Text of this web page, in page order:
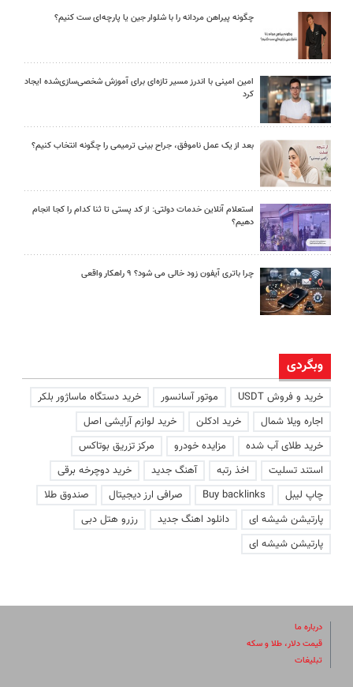
چگونه پیراهن مردانه را با شلوار جین یا پارچه‌ای ست کنیم؟
امین امینی با اندرز مسیر تازه‌ای برای آموزش شخصی‌سازی‌شده ایجاد
کرد
بعد از یک عمل ناموفق، جراح بینی ترمیمی را چگونه انتخاب کنیم؟
استعلام آنلاین خدمات دولتی: از کد پستی تا ثنا کدام را کجا انجام
دهیم؟
چرا باتری آیفون زود خالی می شود؟ ۹ راهکار واقعی
وبگردی
خرید و فروش USDT موتور آسانسور
خرید دستگاه ماساژور بلکر
اجاره ویلا شمال
خرید ادکلن
خرید لوازم آرایشی اصل
خرید طلای آب شده
مزایده خودرو
مرکز تزریق بوتاکس
استند تسلیت
اخذ رتبه آهنگ جدید
خرید دوچرخه برقی
چاپ لیبل
Buy backlinks صرافی ارز دیجیتال
صندوق طلا
پارتیشن شیشه ای
دانلود اهنگ جدید
رزرو هتل دبی
پارتیشن شیشه ای
درباره ما
قیمت دلار، طلا و سکه
تبلیغات